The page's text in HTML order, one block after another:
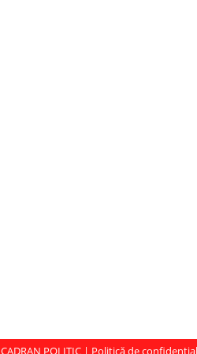
CADRAN POLITIC | Politică de